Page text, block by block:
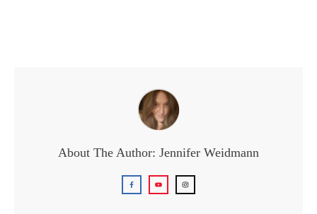
About The Author: Jennifer Weidmann